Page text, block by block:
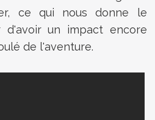
ce qui nous donne le
d'avoir un impact encore
de l'aventure.